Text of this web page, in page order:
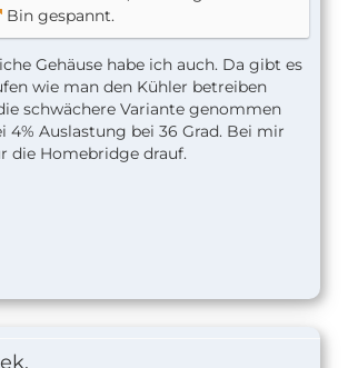
Bin gespannt.
Gehäuse habe ich auch. Da gibt es
wie man den Kühler betreiben
schwächere Variante genommen
4% Auslastung bei 36 Grad. Bei mir
die Homebridge drauf.